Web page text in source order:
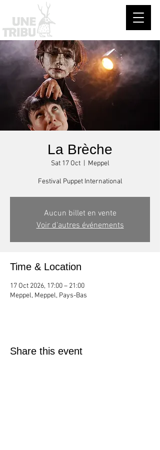
La Brèche
Sat 17 Oct
  |
Meppel
Festival Puppet International
Aucun billet en vente
Voir d'autres événements
Time & Location
17 Oct 2026, 17:00 – 21:00
Meppel, Meppel, Pays-Bas
Share this event